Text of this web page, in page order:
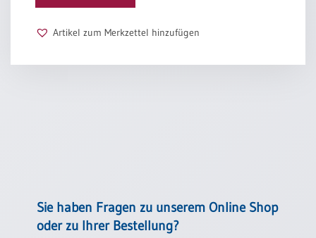
Artikel zum Merkzettel hinzufügen
Sie haben Fragen zu unserem Online Shop
oder zu Ihrer Bestellung?